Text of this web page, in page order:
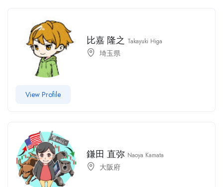
比嘉 隆之 Takayuki Higa
埼玉県
View Profile
鎌田 直弥 Naoya Kamata
大阪府